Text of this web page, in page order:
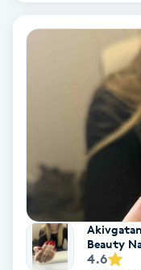
Fet hårbotten
Fibromassage
Fillers
Fotmassage
Fotsvamp
Beauty
4.6